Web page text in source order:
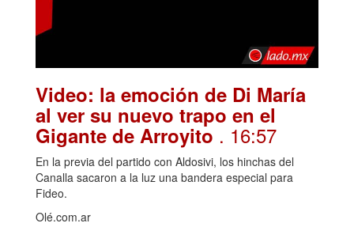
Video: la emoción de Di María
al ver su nuevo trapo en el
Gigante de Arroyito . 16:57
En la previa del partido con Aldosivi, los hinchas del
Canalla sacaron a la luz una bandera especial para
Fideo.
Olé.com.ar